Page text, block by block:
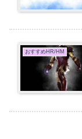
おすすめHR/HM